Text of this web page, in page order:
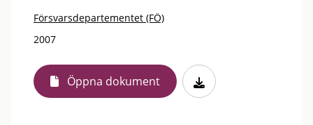
Försvarsdepartementet (FÖ)
2007
Öppna dokument